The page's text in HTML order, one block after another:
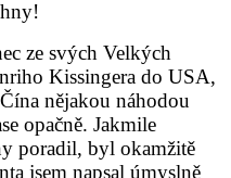
ze svých Velkých
Kissingera do USA,
nějakou náhodou
opačně. Jakmile
poradil, byl okamžitě
jsem napsal úmyslně